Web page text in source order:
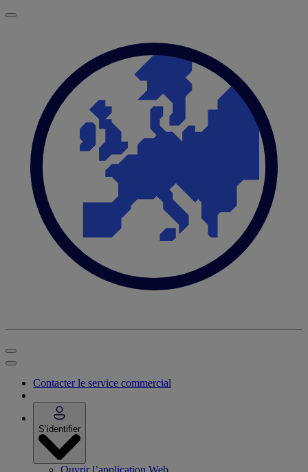
Contacter le service commercial
S’identifier
Ouvrir l’application Web